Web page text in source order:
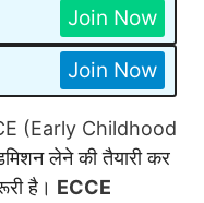
Join Now
Join Now
(Early Childhood
लेने की तैयारी कर
है। ECCE